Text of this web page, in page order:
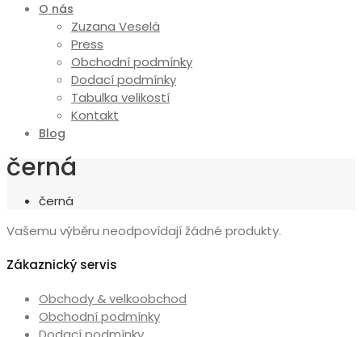
O nás
Zuzana Veselá
Press
Obchodní podmínky
Dodací podmínky
Tabulka velikostí
Kontakt
Blog
černá
černá
Vašemu výběru neodpovídají žádné produkty.
Zákaznický servis
Obchody & velkoobchod
Obchodní podmínky